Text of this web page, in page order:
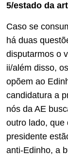
5/estado da
Caso se
há duas
disputarmos o
ii/além disso,
opõem ao
candidatura a
nós da AE
outro lado, que
presidente
anti-Edinho, a